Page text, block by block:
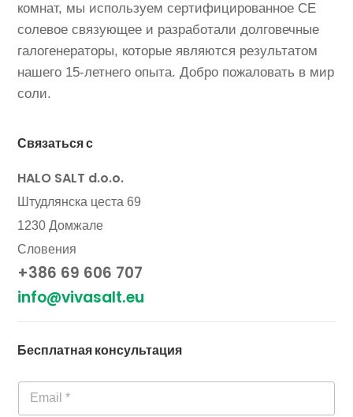
комнат, мы используем сертифицированное CE
солевое связующее и разработали долговечные
галогенераторы, которые являются результатом
нашего 15-летнего опыта. Добро пожаловать в мир
соли.
Связаться с
HALO SALT d.o.o.
Штудлянска цеста 69
1230 Домжале
Словения
+386 69 606 707
info@vivasalt.eu
Бесплатная консультация
Т
Э